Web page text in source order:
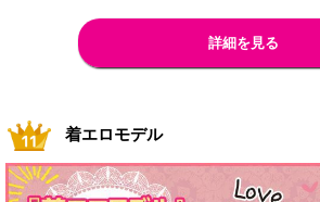
詳細を見る
着エロモデル